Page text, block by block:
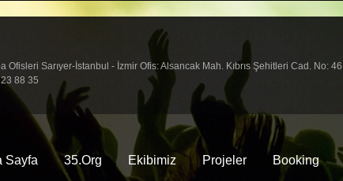
Sarıyer-İstanbul - İzmir Ofis: Alsancak Mah. Kıbrıs Şehitleri Cad. No:
88 35
Sayfa 35.Org Ekibimiz Projeler Booking